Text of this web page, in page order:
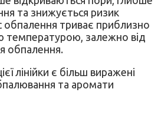
та знижується ризик
обпалення триває приблизно
температурою, залежно від
обпалення.
лінійки є більш виражені
та аромати